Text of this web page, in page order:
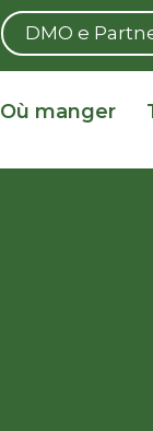
DMO e
Où manger